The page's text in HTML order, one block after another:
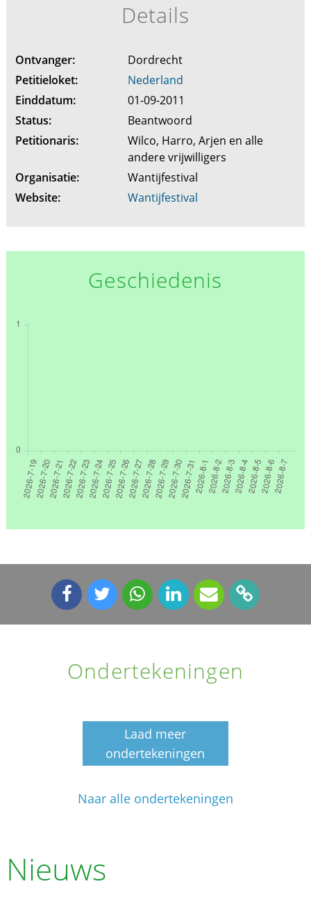
Details
Ontvanger:
Dordrecht
Petitieloket:
Nederland
Einddatum:
01-09-2011
Status:
Beantwoord
Petitionaris:
Wilco, Harro, Arjen en alle
andere vrijwilligers
Organisatie:
Wantijfestival
Website:
Wantijfestival
Geschiedenis
Ondertekeningen
Laad meer
ondertekeningen
Naar alle ondertekeningen
Nieuws